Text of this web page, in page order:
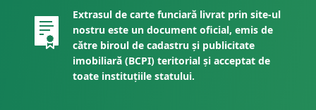
Extrasul de carte funciară livrat prin site-ul
nostru este un document oficial, emis de
către biroul de cadastru și publicitate
imobiliară (BCPI) teritorial și acceptat de
toate instituțiile statului.